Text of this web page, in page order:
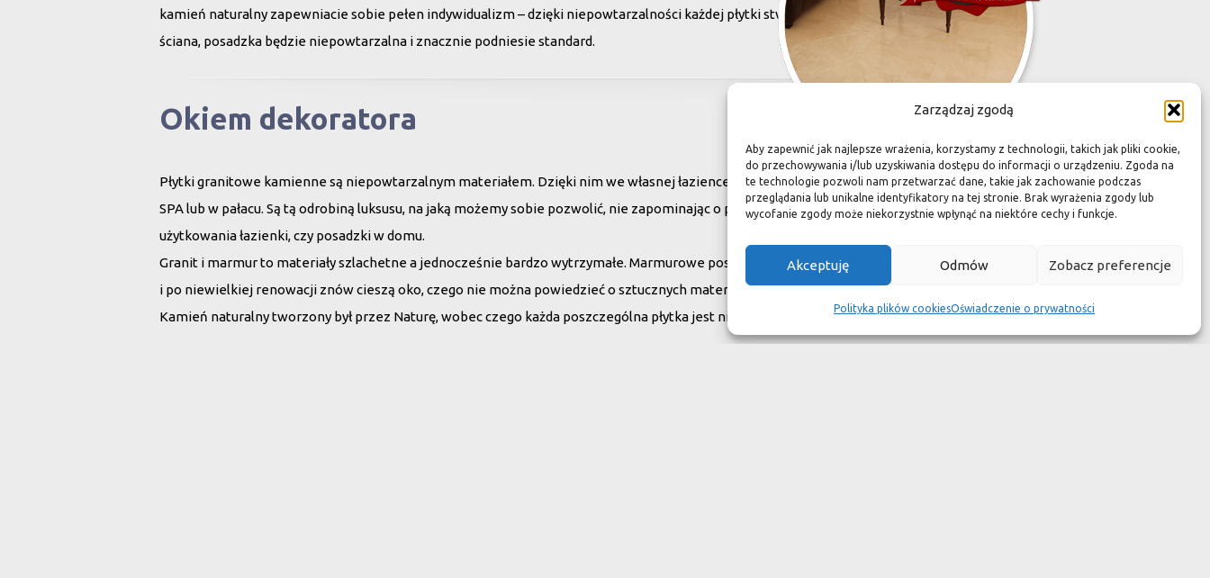
Zarządzaj zgodą
Aby zapewnić jak najlepsze wrażenia, korzystamy z technologii, takich jak pliki cookie,
do przechowywania i/lub uzyskiwania dostępu do informacji o urządzeniu. Zgoda na
te technologie pozwoli nam przetwarzać dane, takie jak zachowanie podczas
przeglądania lub unikalne identyfikatory na tej stronie. Brak wyrażenia zgody lub
wycofanie zgody może niekorzystnie wpłynąć na niektóre cechy i funkcje.
Akceptuję Odmów Zobacz preferencje
Polityka plików cookiesOświadczenie o prywatności
kamień naturalny zapewniacie sobie pełen indywidualizm – dzięki niepowtarzalności każdej płytki stworzona przez Was przestrzeń,
ściana, posadzka będzie niepowtarzalna i znacznie podniesie standard.
Okiem dekoratora
Płytki granitowe kamienne są niepowtarzalnym materiałem. Dzięki nim we własnej łazience możemy poczuć się jak w luksusowym
SPA lub w pałacu. Są tą odrobiną luksusu, na jaką możemy sobie pozwolić, nie zapominając o praktycznym aspekcie
użytkowania łazienki, czy posadzki w domu.
Granit i marmur to materiały szlachetne a jednocześnie bardzo wytrzymałe. Marmurowe posadzki w zamkach przetrwały wieki
i po niewielkiej renowacji znów cieszą oko, czego nie można powiedzieć o sztucznych materiałach, ich żywotność jest dużo krótsza.
Kamień naturalny tworzony był przez Naturę, wobec czego każda poszczególna płytka jest niepowtarzalnym dziełem sztuki."